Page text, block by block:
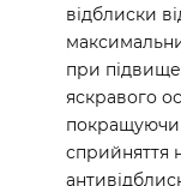
відблиски
при
яскравого
покращуючи
сприйняття